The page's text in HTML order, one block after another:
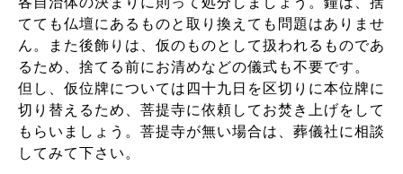
てても仏壇にあるものと取り換えても問題はありませ
ん。また後飾りは、仮のものとして扱われるものであ
るため、捨てる前にお清めなどの儀式も不要です。
但し、仮位牌については四十九日を区切りに本位牌に
切り替えるため、菩提寺に依頼してお焚き上げをして
もらいましょう。菩提寺が無い場合は、葬儀社に相談
してみて下さい。